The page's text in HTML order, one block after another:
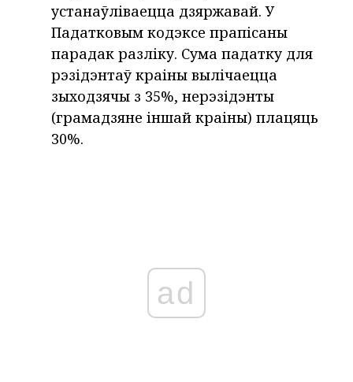
устанаўліваецца дзяржавай. У
Падатковым кодэксе прапісаны
парадак разліку. Сума падатку для
рэзідэнтаў краіны вылічаецца
зыходзячы з 35%, нерэзідэнты
(грамадзяне іншай краіны) плацяць
30%.
ad